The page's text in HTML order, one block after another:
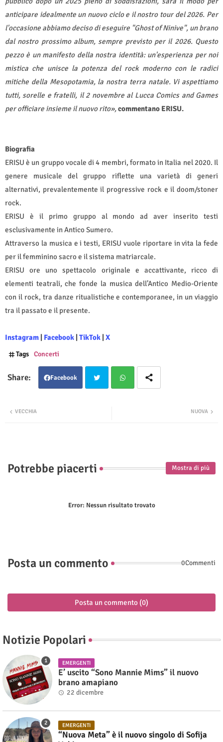
anticipare idealmente un nuovo ciclo e il nostro tour del 2026. Per
l'occasione abbiamo deciso di eseguire "Ghost of Ninive", un brano
dal nostro prossimo album, sempre previsto per il 2026. Questo
pezzo è un manifesto della nostra identità: un'esperienza per noi
mistica che unisce la potenza del rock moderno con le radici
mitiche della Mesopotamia, la nostra terra natale. Vi aspettiamo
tutti, sorelle e fratelli, il 2 novembre al Lucca Comics and Games
per officiare insieme il nuovo rito»,commentano ERISU.
Biografia
ERISU è un gruppo vocale di 4 membri, formato in Italia nel 2020. Il
genere musicale del gruppo riflette una varietà di generi
alternativi, prevalentemente il progressive rock e il doom/stoner
rock.
ERISU è il primo gruppo al mondo ad aver inserito testi
esclusivamente in Antico Sumero.
Attraverso la musica e i testi, ERISU vuole riportare in vita la fede
per il femminino sacro e il sistema matriarcale.
ERISU ore uno spettacolo originale e accattivante, ricco di
elementi teatrali, che fonde la musica dell’Antico Medio-Oriente
con il rock, tra danze ritualistiche e contemporanee, in un viaggio
tra il passato e il presente.
Instagram | Facebook | TikTok | X
Tags Concerti
Facebook
NUOVA
VECCHIA
Potrebbe piacerti Mostra di più
Error: Nessun risultato trovato
Posta un commento 0Commenti
Posta un commento (0)
Notizie Popolari
EMERGENTI
E’ uscito “Sono Mannie Mims” il nuovo
brano amapiano
22 dicembre
EMERGENTI
“Nuova Meta” è il nuovo singolo di Sofija